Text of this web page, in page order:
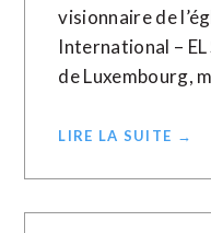
visionnaire de
International –
de Luxembourg,
LIRE LA SUITE →